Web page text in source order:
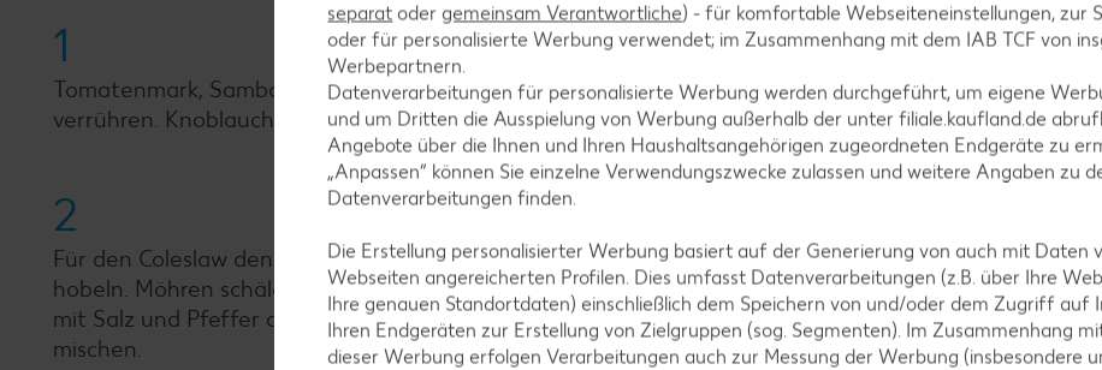
1
Tomatenmark, Sambal Oelek, Ketchup, Worcestersoße, Sojasoße, Öl, Honig, Apfelessig und Senf
verrühren. Knoblauch abziehen, zerdrücken und mit der Soße verrühren. BBQ-Soße mit Salz
2
Für den Coleslaw den Spitzkohl putzen, waschen, halbieren, Strunk entfernen und den Kohl in feine
hobeln. Möhren schälen, putzen und grob raspeln. Beides mit Mayonnaise und Kräuteressig
mit Salz und Pfeffer abschmecken. Petersilie waschen, trockenschütteln, hacken und unter den
mischen.
separat oder gemeinsam Verantwortliche) - für komfortable Webseiteneinstellungen, zur
oder für personalisierte Werbung verwendet; im Zusammenhang mit dem IAB TCF von
Werbepartnern.
Datenverarbeitungen für personalisierte Werbung werden durchgeführt, um eigene
und um Dritten die Ausspielung von Werbung außerhalb der unter filiale.kaufland.de
Angebote über die Ihnen und Ihren Haushaltsangehörigen zugeordneten Endgeräte zu
„Anpassen“ können Sie einzelne Verwendungszwecke zulassen und weitere Angaben zu
Datenverarbeitungen finden.
Die Erstellung personalisierter Werbung basiert auf der Generierung von auch mit Daten
Webseiten angereicherten Profilen. Dies umfasst Datenverarbeitungen (z.B. über Ihre
Ihre genauen Standortdaten) einschließlich dem Speichern von und/oder dem Zugriff auf
Ihren Endgeräten zur Erstellung von Zielgruppen (sog. Segmenten). Im Zusammenhang
dieser Werbung erfolgen Verarbeitungen auch zur Messung der Werbung (insbesondere